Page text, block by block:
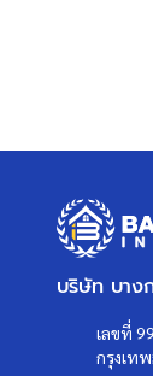
บริษัท บาง
เลขที่
กรุงเท